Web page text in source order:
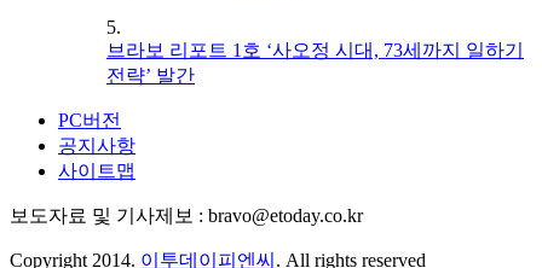
5.
브라보 리포트 1호 ‘사오정 시대, 73세까지 일하기
전략’ 발간
PC버전
공지사항
사이트맵
보도자료 및 기사제보 : bravo@etoday.co.kr
Copyright 2014. 이투데이피엔씨 . All rights reserved